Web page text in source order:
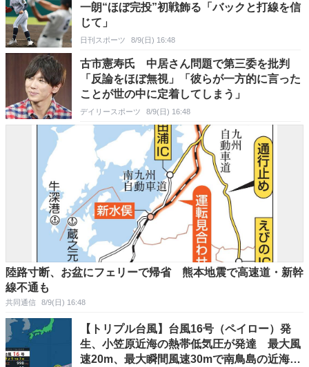
一朗“ほぼ完投”初戦飾る「バックと打線を信
じて」
日刊スポーツ 8/9(日) 16:48
古市憲寿氏 中居さん問題で第三委を批判
「反論をほぼ無視」「彼らが一方的に言った
ことが世の中に定着してしまう」
デイリースポーツ 8/9(日) 16:48
陸路寸断、お盆にフェリーで帰省 熊本地震で高速道・新幹
線不通も
共同通信 8/9(日) 16:48
【トリプル台風】台風16号（ペイロー）発
生、小笠原近海の熱帯低気圧が発達 最大風
速20m、最大瞬間風速30mで南鳥島の近海へ